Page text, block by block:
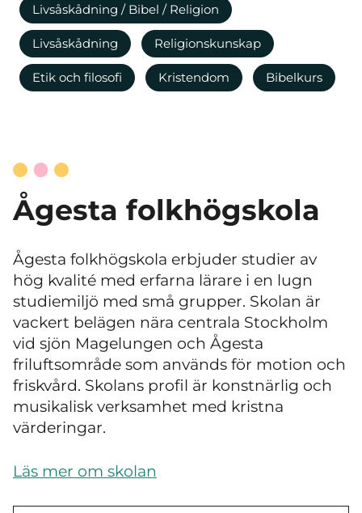
Livsåskådning / Bibel / Religion
Livsåskådning Religionskunskap
Etik och filosofi Kristendom Bibelkurs
Ågesta folkhögskola
Ågesta folkhögskola erbjuder studier av
hög kvalité med erfarna lärare i en lugn
studiemiljö med små grupper. Skolan är
vackert belägen nära centrala Stockholm
vid sjön Magelungen och Ågesta
friluftsområde som används för motion och
friskvård. Skolans profil är konstnärlig och
musikalisk verksamhet med kristna
värderingar.
Läs mer om skolan